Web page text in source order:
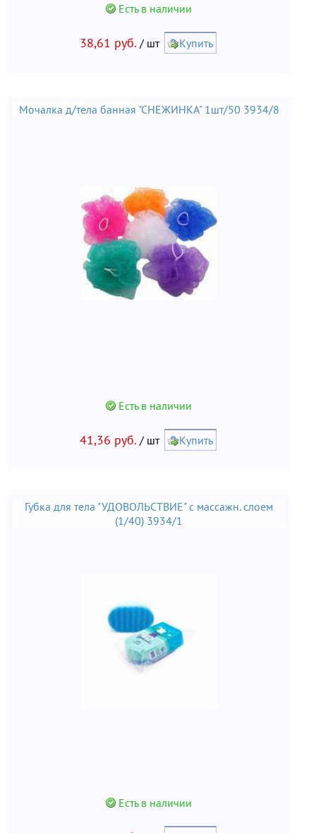
Есть в наличии
38,61 руб. / шт Купить
Мочалка д/тела банная "СНЕЖИНКА" 1шт/50 3934/8
Есть в наличии
41,36 руб. / шт Купить
Губка для тела "УДОВОЛЬСТВИЕ" с массажн. слоем
(1/40) 3934/1
Есть в наличии